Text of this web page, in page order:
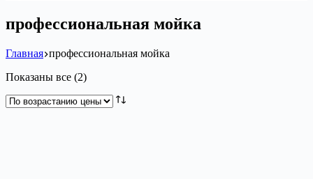
профессиональная мойка
Главная профессиональная мойка
Показаны все (2)Цены:
возрастанию